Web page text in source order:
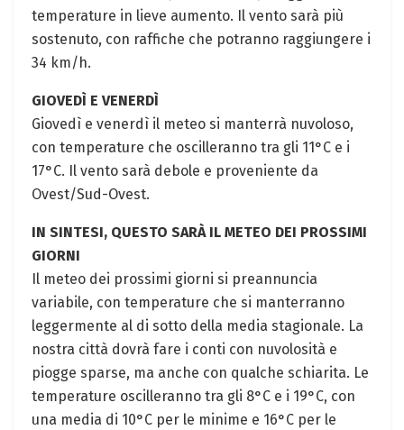
temperature in lieve aumento. Il vento sarà più
sostenuto, con raffiche che potranno raggiungere i
34 km/h.
GIOVEDÌ E VENERDÌ
Giovedì e venerdì il meteo si manterrà nuvoloso,
con temperature che oscilleranno tra gli 11°C e i
17°C. Il vento sarà debole e proveniente da
Ovest/Sud-Ovest.
IN SINTESI, QUESTO SARÀ IL METEO DEI PROSSIMI
GIORNI
Il meteo dei prossimi giorni si preannuncia
variabile, con temperature che si manterranno
leggermente al di sotto della media stagionale. La
nostra città dovrà fare i conti con nuvolosità e
piogge sparse, ma anche con qualche schiarita. Le
temperature oscilleranno tra gli 8°C e i 19°C, con
una media di 10°C per le minime e 16°C per le